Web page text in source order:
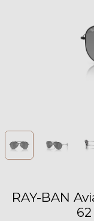
RAY-BAN